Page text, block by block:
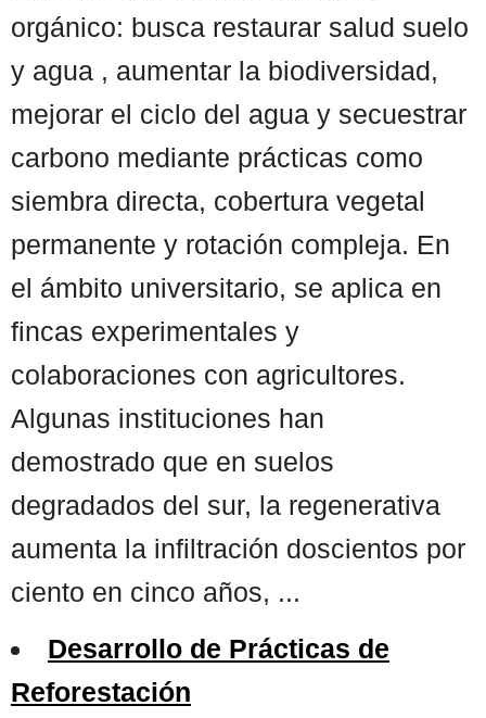
orgánico: busca restaurar salud suelo
y agua , aumentar la biodiversidad,
mejorar el ciclo del agua y secuestrar
carbono mediante prácticas como
siembra directa, cobertura vegetal
permanente y rotación compleja. En
el ámbito universitario, se aplica en
fincas experimentales y
colaboraciones con agricultores.
Algunas instituciones han
demostrado que en suelos
degradados del sur, la regenerativa
aumenta la infiltración doscientos por
ciento en cinco años, ...
Desarrollo de Prácticas de
Reforestación